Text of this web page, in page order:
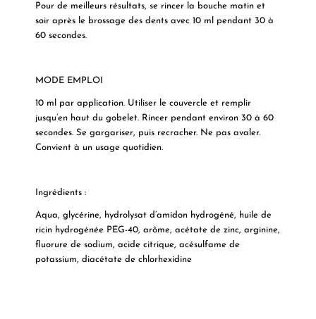
Pour de meilleurs résultats, se rincer la bouche matin et
soir après le brossage des dents avec 10 ml pendant 30 à
60 secondes.
MODE EMPLOI
10 ml par application. Utiliser le couvercle et remplir
jusqu’en haut du gobelet. Rincer pendant environ 30 à 60
secondes. Se gargariser, puis recracher. Ne pas avaler.
Convient à un usage quotidien.
Ingrédients :
Aqua, glycérine, hydrolysat d’amidon hydrogéné, huile de
ricin hydrogénée PEG-40, arôme, acétate de zinc, arginine,
fluorure de sodium, acide citrique, acésulfame de
potassium, diacétate de chlorhexidine